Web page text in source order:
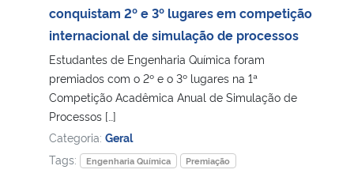
conquistam 2º e 3º lugares em competição
internacional de simulação de processos
Estudantes de Engenharia Química foram
premiados com o 2º e o 3º lugares na 1ª
Competição Acadêmica Anual de Simulação de
Processos […]
Categoria: Geral
Tags:
Engenharia Química Premiação